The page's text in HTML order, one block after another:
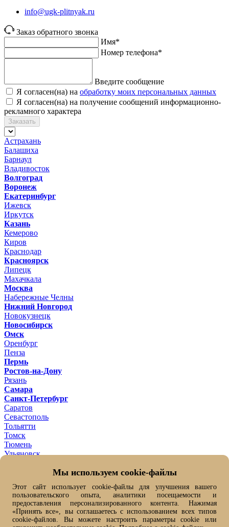
info@ugk-plitnyak.ru
Заказ обратного звонка
Имя*
Номер телефона*
Введите сообщение
Я согласен(на) на обработку моих персональных данных
Я согласен(на) на получение сообщений информационно-
рекламного характера
Заказать
Астрахань
Балашиха
Барнаул
Владивосток
Волгоград
Воронеж
Екатеринбург
Ижевск
Иркутск
Казань
Кемерово
Киров
Краснодар
Красноярск
Липецк
Махачкала
Москва
Набережные Челны
Нижний Новгород
Новокузнецк
Новосибирск
Омск
Оренбург
Пенза
Пермь
Ростов-на-Дону
Рязань
Самара
Санкт-Петербург
Саратов
Севастополь
Тольятти
Томск
Тюмень
Ульяновск
Ярославль
Ваш город -Омск ?
Да Нет, выбрать другой
От выбранного города зависит цена товара и его наличие
Мы используем cookie-файлы
Этот сайт использует cookie-файлы для улучшения вашего
пользовательского опыта, аналитики посещаемости и
предоставления персонализированного контента. Нажимая
«Принять все», вы соглашаетесь с использованием всех типов
cookie-файлов. Вы можете настроить параметры cookie или